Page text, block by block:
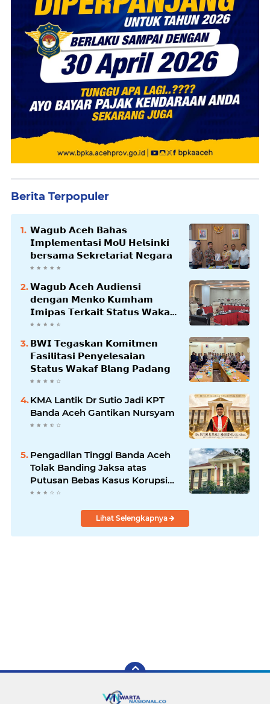
Berita Terpopuler
𝗪𝗮𝗴𝘂𝗯 𝗔𝗰𝗲𝗵 𝗕𝗮𝗵𝗮𝘀
𝗜𝗺𝗽𝗹𝗲𝗺𝗲𝗻𝘁𝗮𝘀𝗶 𝗠𝗼𝗨 𝗛𝗲𝗹𝘀𝗶𝗻𝗸𝗶
𝗯𝗲𝗿𝘀𝗮𝗺𝗮 𝗦𝗲𝗸𝗿𝗲𝘁𝗮𝗿𝗶𝗮𝘁 𝗡𝗲𝗴𝗮𝗿𝗮
𝗪𝗮𝗴𝘂𝗯 𝗔𝗰𝗲𝗵 𝗔𝘂𝗱𝗶𝗲𝗻𝘀𝗶
𝗱𝗲𝗻𝗴𝗮𝗻 𝗠𝗲𝗻𝗸𝗼 𝗞𝘂𝗺𝗵𝗮𝗺
𝗜𝗺𝗶𝗽𝗮𝘀 𝗧𝗲𝗿𝗸𝗮𝗶𝘁 𝗦𝘁𝗮𝘁𝘂𝘀 𝗪𝗮𝗸𝗮𝗳
𝗕𝗹𝗮𝗻𝗴𝗽𝗮𝗱𝗮𝗻𝗴
𝗕𝗪𝗜 𝗧𝗲𝗴𝗮𝘀𝗸𝗮𝗻 𝗞𝗼𝗺𝗶𝘁𝗺𝗲𝗻
𝗙𝗮𝘀𝗶𝗹𝗶𝘁𝗮𝘀𝗶 𝗣𝗲𝗻𝘆𝗲𝗹𝗲𝘀𝗮𝗶𝗮𝗻
𝗦𝘁𝗮𝘁𝘂𝘀 𝗪𝗮𝗸𝗮𝗳 𝗕𝗹𝗮𝗻𝗴 𝗣𝗮𝗱𝗮𝗻𝗴
KMA Lantik Dr Sutio Jadi KPT
Banda Aceh Gantikan Nursyam
Pengadilan Tinggi Banda Aceh
Tolak Banding Jaksa atas
Putusan Bebas Kasus Korupsi
Wastafel
Lihat Selengkapnya